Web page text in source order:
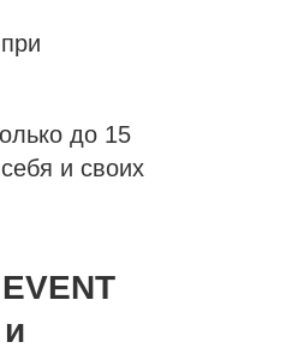
до 15
и своих